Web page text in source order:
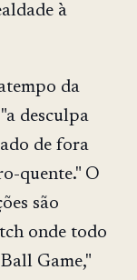
à
da
desculpa
de fora
quente." O
são
onde todo
Game,"